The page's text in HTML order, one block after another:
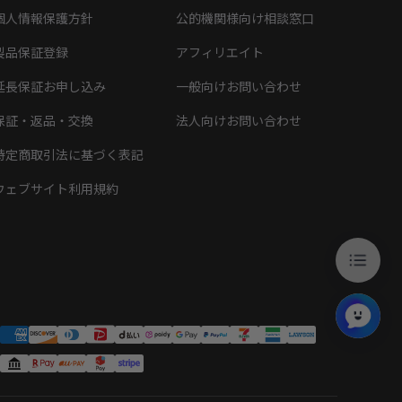
人情報保護方針
品保証登録
長保証お申し込み
証・返品・交換
定商取引法に基づく表記
ェブサイト利用規約
公的機関様向け相談窓口
アフィリエイト
一般向けお問い合わせ
法人向けお問い合わせ